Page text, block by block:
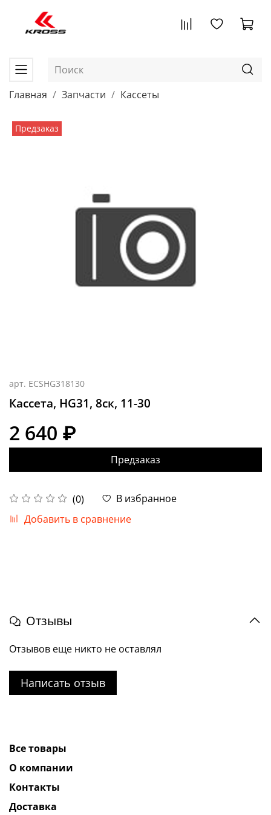
Главная Запчасти Кассеты
Предзаказ
арт. ECSHG318130
Кассета, HG31, 8ск, 11-30
(0)
В избранное
Добавить в сравнение
2 640 ₽
Предзаказ
Отзывы
Отзывов еще никто не оставлял
Написать отзыв
Все товары
О компании
Контакты
Доставка